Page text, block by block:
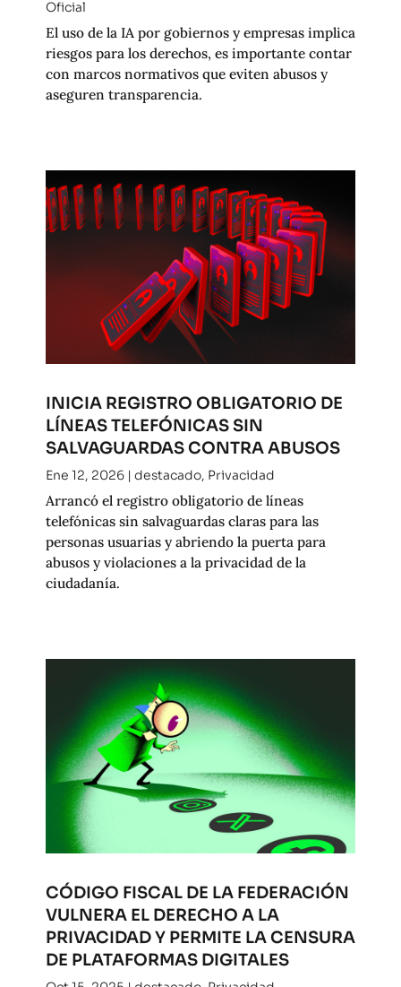
Oficial
El uso de la IA por gobiernos y empresas implica
riesgos para los derechos, es importante contar
con marcos normativos que eviten abusos y
aseguren transparencia.
INICIA REGISTRO OBLIGATORIO DE
LÍNEAS TELEFÓNICAS SIN
SALVAGUARDAS CONTRA ABUSOS
Ene 12, 2026| destacado, Privacidad
Arrancó el registro obligatorio de líneas
telefónicas sin salvaguardas claras para las
personas usuarias y abriendo la puerta para
abusos y violaciones a la privacidad de la
ciudadanía.
CÓDIGO FISCAL DE LA FEDERACIÓN
VULNERA EL DERECHO A LA
PRIVACIDAD Y PERMITE LA CENSURA
DE PLATAFORMAS DIGITALES